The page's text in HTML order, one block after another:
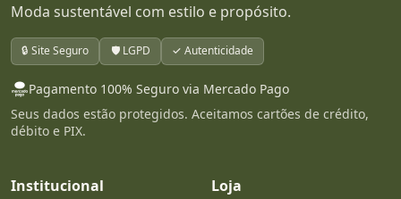
Moda sustentável com estilo e propósito.
🔒 Site Seguro 🛡️ LGPD ✓ Autenticidade
Pagamento 100% Seguro via Mercado Pago
Seus dados estão protegidos. Aceitamos cartões de crédito,
débito e PIX.
Institucional
Loja